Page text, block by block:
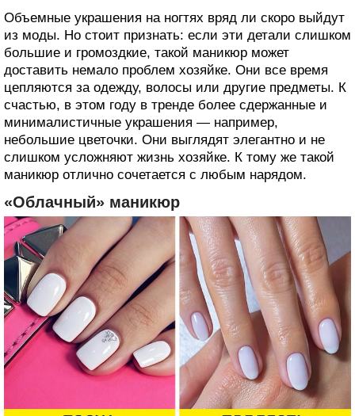
Объемные украшения на ногтях вряд ли скоро выйдут
из моды. Но стоит признать: если эти детали слишком
большие и громоздкие, такой маникюр может
доставить немало проблем хозяйке. Они все время
цепляются за одежду, волосы или другие предметы. К
счастью, в этом году в тренде более сдержанные и
минималистичные украшения — например,
небольшие цветочки. Они выглядят элегантно и не
слишком усложняют жизнь хозяйке. К тому же такой
маникюр отлично сочетается с любым нарядом.
«Облачный» маникюр